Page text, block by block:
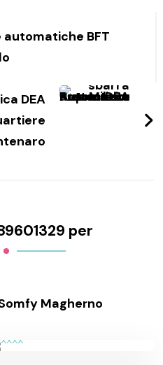
BFT
DEA
per
Magherno